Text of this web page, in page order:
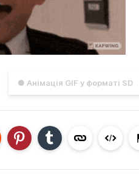
● Анімація GIF у форматі SD